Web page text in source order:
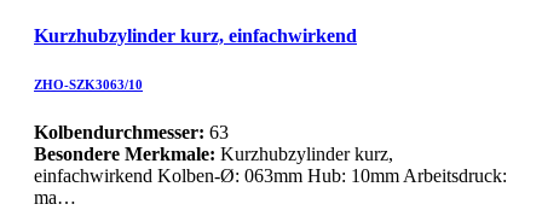
Kurzhubzylinder kurz, einfachwirkend
ZHO-SZK3063/10
Kolbendurchmesser: 63
Besondere Merkmale: Kurzhubzylinder kurz,
einfachwirkend Kolben-Ø: 063mm Hub: 10mm Arbeitsdruck:
ma…